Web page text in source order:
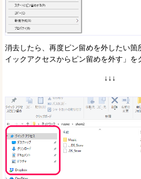
消去したら、再度ピン留めを外したい箇
イックアクセスからピン留めを外す」を
↓↓↓